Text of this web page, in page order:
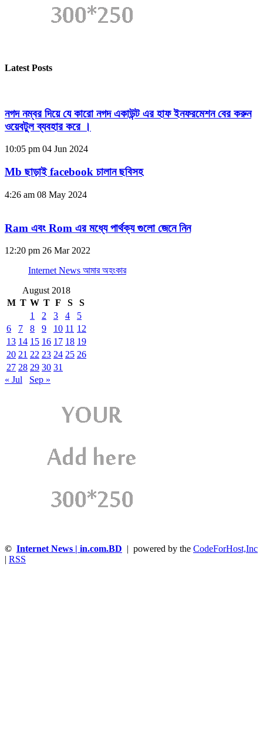
Latest Posts
নগদ নম্বর দিয়ে যে কারো নগদ একাউন্ট এর হাফ ইনফরমেশন বের করুন
ওয়েবটুল ব্যবহার করে ।
10:05 pm 04 Jun 2024
Mb ছাড়াই facebook চালান ছবিসহ
4:26 am 08 May 2024
Ram এবং Rom এর মধ্যে পার্থক্য গুলো জেনে নিন
12:20 pm 26 Mar 2022
Internet News আমার অহংকার
August 2018
M T W T F S
S
1
2 3 4
5
6
7 8 9 10 11 12
13 14 15 16 17 18 19
20 21 22 23 24 25 26
27 28 29 30 31
« Jul
Sep »
© Internet News | in.com.BD | powered by the CodeForHost,Inc
| RSS